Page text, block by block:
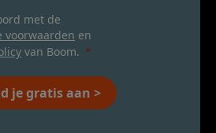
met de
voorwaarden en
van Boom.
je gratis aan >